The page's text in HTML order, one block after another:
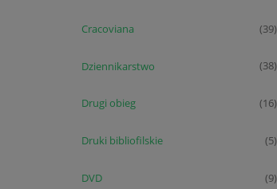
Cracoviana (39)
Dziennikarstwo (38)
Drugi obieg (16)
Druki bibliofilskie (5)
DVD (9)